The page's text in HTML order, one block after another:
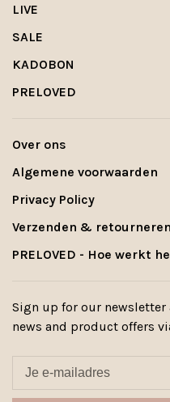
LIVE
SALE
KADOBON
PRELOVED
Over ons
Algemene voorwaarden
Privacy Policy
Verzenden & retourneren
PRELOVED - Hoe werkt
Sign up for our
news and product offers